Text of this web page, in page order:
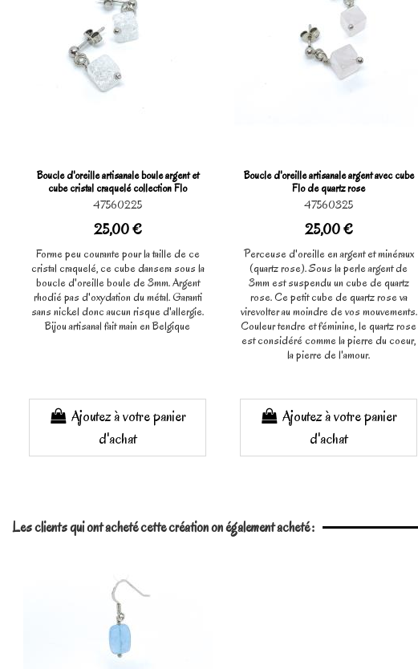
Boucle d'oreille artisanale boule argent et
cube cristal craquelé collection Flo
47560225
25,00 €
Forme peu courante pour la taille de ce
cristal craquelé, ce cube dansera sous la
boucle d'oreille boule de 3mm. Argent
rhodié pas d'oxydation du métal. Garanti
sans nickel donc aucun risque d'allergie.
Bijou artisanal fait main en Belgique
Ajoutez à votre panier
d'achat
Boucle d'oreille artisanale argent avec cube
Flo de quartz rose
47560325
25,00 €
Perceuse d'oreille en argent et minéraux
(quartz rose). Sous la perle argent de
3mm est suspendu un cube de quartz
rose. Ce petit cube de quartz rose va
virevolter au moindre de vos mouvements.
Couleur tendre et féminine, le quartz rose
est considéré comme la pierre du coeur,
la pierre de l'amour.
Ajoutez à votre panier
d'achat
Les clients qui ont acheté cette création on également acheté :